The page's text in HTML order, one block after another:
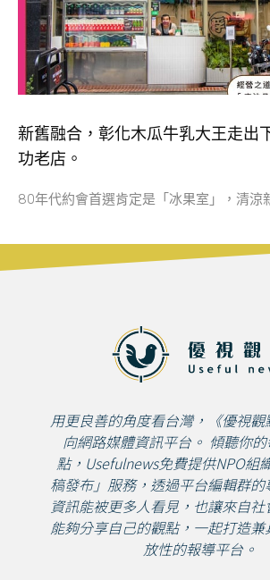
新舊融合，彰化木瓜牛乳大王走出
功老店。
80年代約會首選肯定是「冰果室」，清涼
用更良善的角度看台灣，《優視
向網路媒體資訊平台。 傾聽你
點，Usefulnews免費提供NPO組
稿發布」服務，透過平台編輯群
資訊能被更多人看見，也讓來自
能夠分享自己的觀點，一起打造
放性的報導平台。